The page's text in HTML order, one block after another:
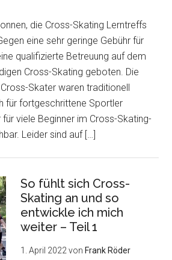
die Cross-Skating Lerntreffs
eine sehr geringe Gebühr für
qualifizierte Betreuung auf dem
Cross-Skating geboten. Die
Skater waren traditionell
für fortgeschrittene Sportler
viele Beginner im Cross-Skating-
Leider sind auf […]
So fühlt sich Cross-
Skating an und so
entwickle ich mich
weiter – Teil 1
1. April 2022von Frank Röder